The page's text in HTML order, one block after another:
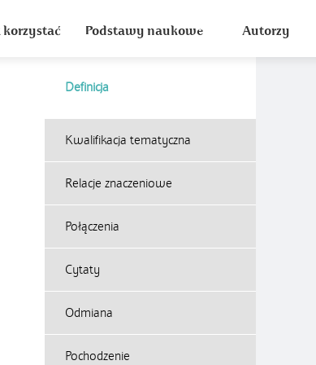
korzystać Podstawy naukowe Autorzy
Definicja
Kwalifikacja tematyczna
Relacje znaczeniowe
Połączenia
Cytaty
Odmiana
Pochodzenie